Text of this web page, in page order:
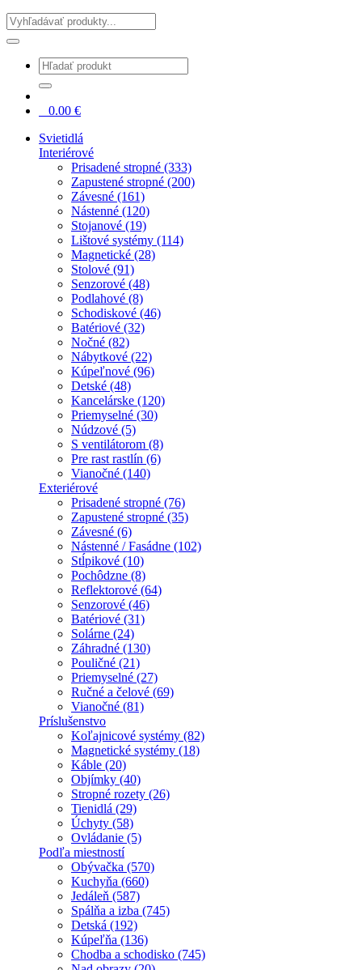
Hladať
0.00 €
Svietidlá
Interiérové
Prisadené stropné (333)
Zapustené stropné (200)
Závesné (161)
Nástenné (120)
Stojanové (19)
Lištové systémy (114)
Magnetické (28)
Stolové (91)
Senzorové (48)
Podlahové (8)
Schodiskové (46)
Batériové (32)
Nočné (82)
Nábytkové (22)
Kúpeľnové (96)
Detské (48)
Kancelárske (120)
Priemyselné (30)
Núdzové (5)
S ventilátorom (8)
Pre rast rastlín (6)
Vianočné (140)
Exteriérové
Prisadené stropné (76)
Zapustené stropné (35)
Závesné (6)
Nástenné / Fasádne (102)
Stĺpikové (10)
Pochôdzne (8)
Reflektorové (64)
Senzorové (46)
Batériové (31)
Solárne (24)
Záhradné (130)
Pouličné (21)
Priemyselné (27)
Ručné a čelové (69)
Vianočné (81)
Príslušenstvo
Koľajnicové systémy (82)
Magnetické systémy (18)
Káble (20)
Objímky (40)
Stropné rozety (26)
Tienidlá (29)
Úchyty (58)
Ovládanie (5)
Podľa miestností
Obývačka (570)
Kuchyňa (660)
Jedáleň (587)
Spálňa a izba (745)
Detská (192)
Kúpeľňa (136)
Chodba a schodisko (745)